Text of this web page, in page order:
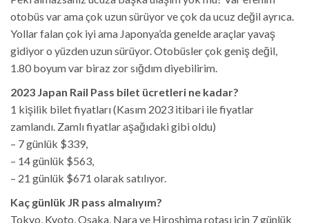
otobüs var ama çok uzun sürüyor ve çok da ucuz değil ayrıca.
Yollar falan çok iyi ama Japonya’da genelde araçlar yavaş
gidiyor o yüzden uzun sürüyor. Otobüsler çok geniş değil,
1.80 boyum var biraz zor sığdım diyebilirim.
2023 Japan Rail Pass bilet ücretleri ne kadar?
1 kişilik bilet fiyatları (Kasım 2023 itibari ile fiyatlar
zamlandı. Zamlı fiyatlar aşağıdaki gibi oldu)
– 7 günlük $339,
– 14 günlük $563,
– 21 günlük $671 olarak satılıyor.
Kaç günlük JR pass almalıyım?
Tokyo, Kyoto, Osaka, Nara ve Hiroshima rotası için 7 günlük